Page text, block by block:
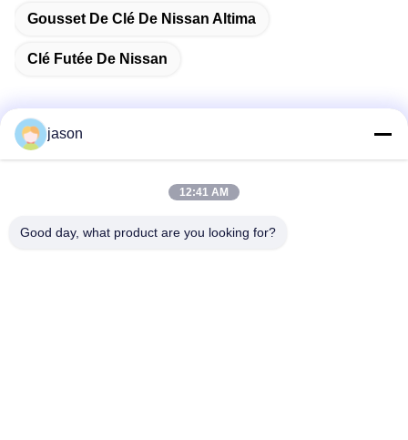
Gousset De Clé De Nissan Altima
Clé Futée De Nissan
7089 secteur 201101 Changhaï Chine de Zhongchun Rd
jason
12:41 AM
Good day, what product are you looking for?